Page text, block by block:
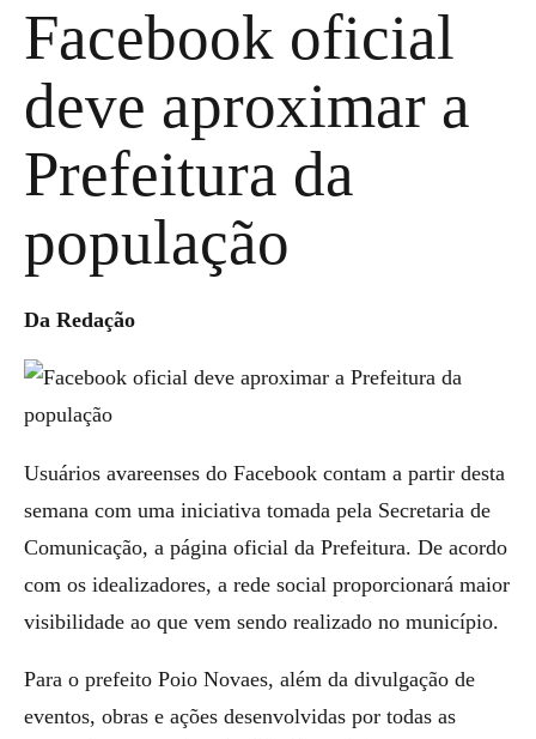
Facebook oficial
deve aproximar a
Prefeitura da
população
Da Redação
Usuários avareenses do Facebook contam a partir desta
semana com uma iniciativa tomada pela Secretaria de
Comunicação, a página oficial da Prefeitura. De acordo
com os idealizadores, a rede social proporcionará maior
visibilidade ao que vem sendo realizado no município.
Para o prefeito Poio Novaes, além da divulgação de
eventos, obras e ações desenvolvidas por todas as